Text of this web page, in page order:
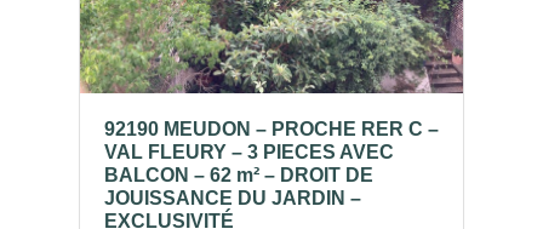
92190 MEUDON – PROCHE RER C –
VAL FLEURY – 3 PIECES AVEC
BALCON – 62 m² – DROIT DE
JOUISSANCE DU JARDIN –
EXCLUSIVITÉ